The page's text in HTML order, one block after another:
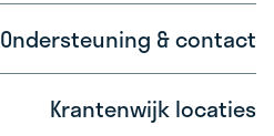
Ondersteuning & contact
Krantenwijk locaties